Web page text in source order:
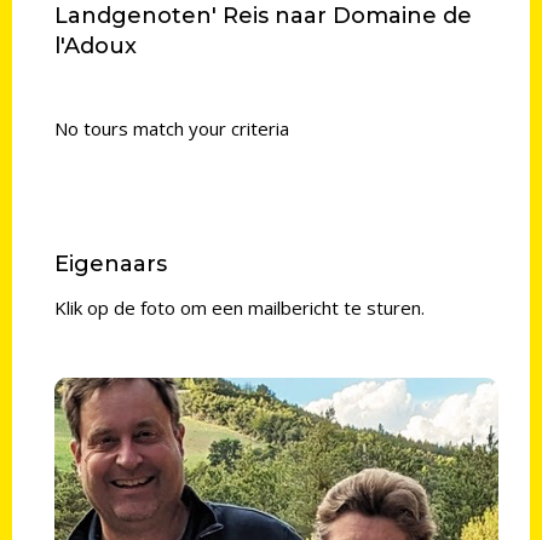
Landgenoten' Reis naar Domaine de
l'Adoux
No tours match your criteria
Eigenaars
Klik op de foto om een mailbericht te sturen.
Peter & Ilse
Peter & Ilse zijn de eigenaren van Domaine de